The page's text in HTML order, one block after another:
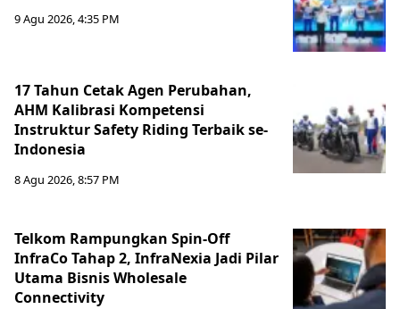
9 Agu 2026, 4:35 PM
17 Tahun Cetak Agen Perubahan,
AHM Kalibrasi Kompetensi
Instruktur Safety Riding Terbaik se-
Indonesia
8 Agu 2026, 8:57 PM
Telkom Rampungkan Spin-Off
InfraCo Tahap 2, InfraNexia Jadi Pilar
Utama Bisnis Wholesale
Connectivity